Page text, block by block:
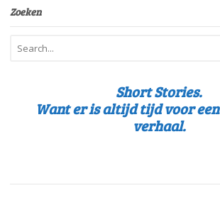
Zoeken
Short Stories.
Want er is altijd tijd voor
verhaal.